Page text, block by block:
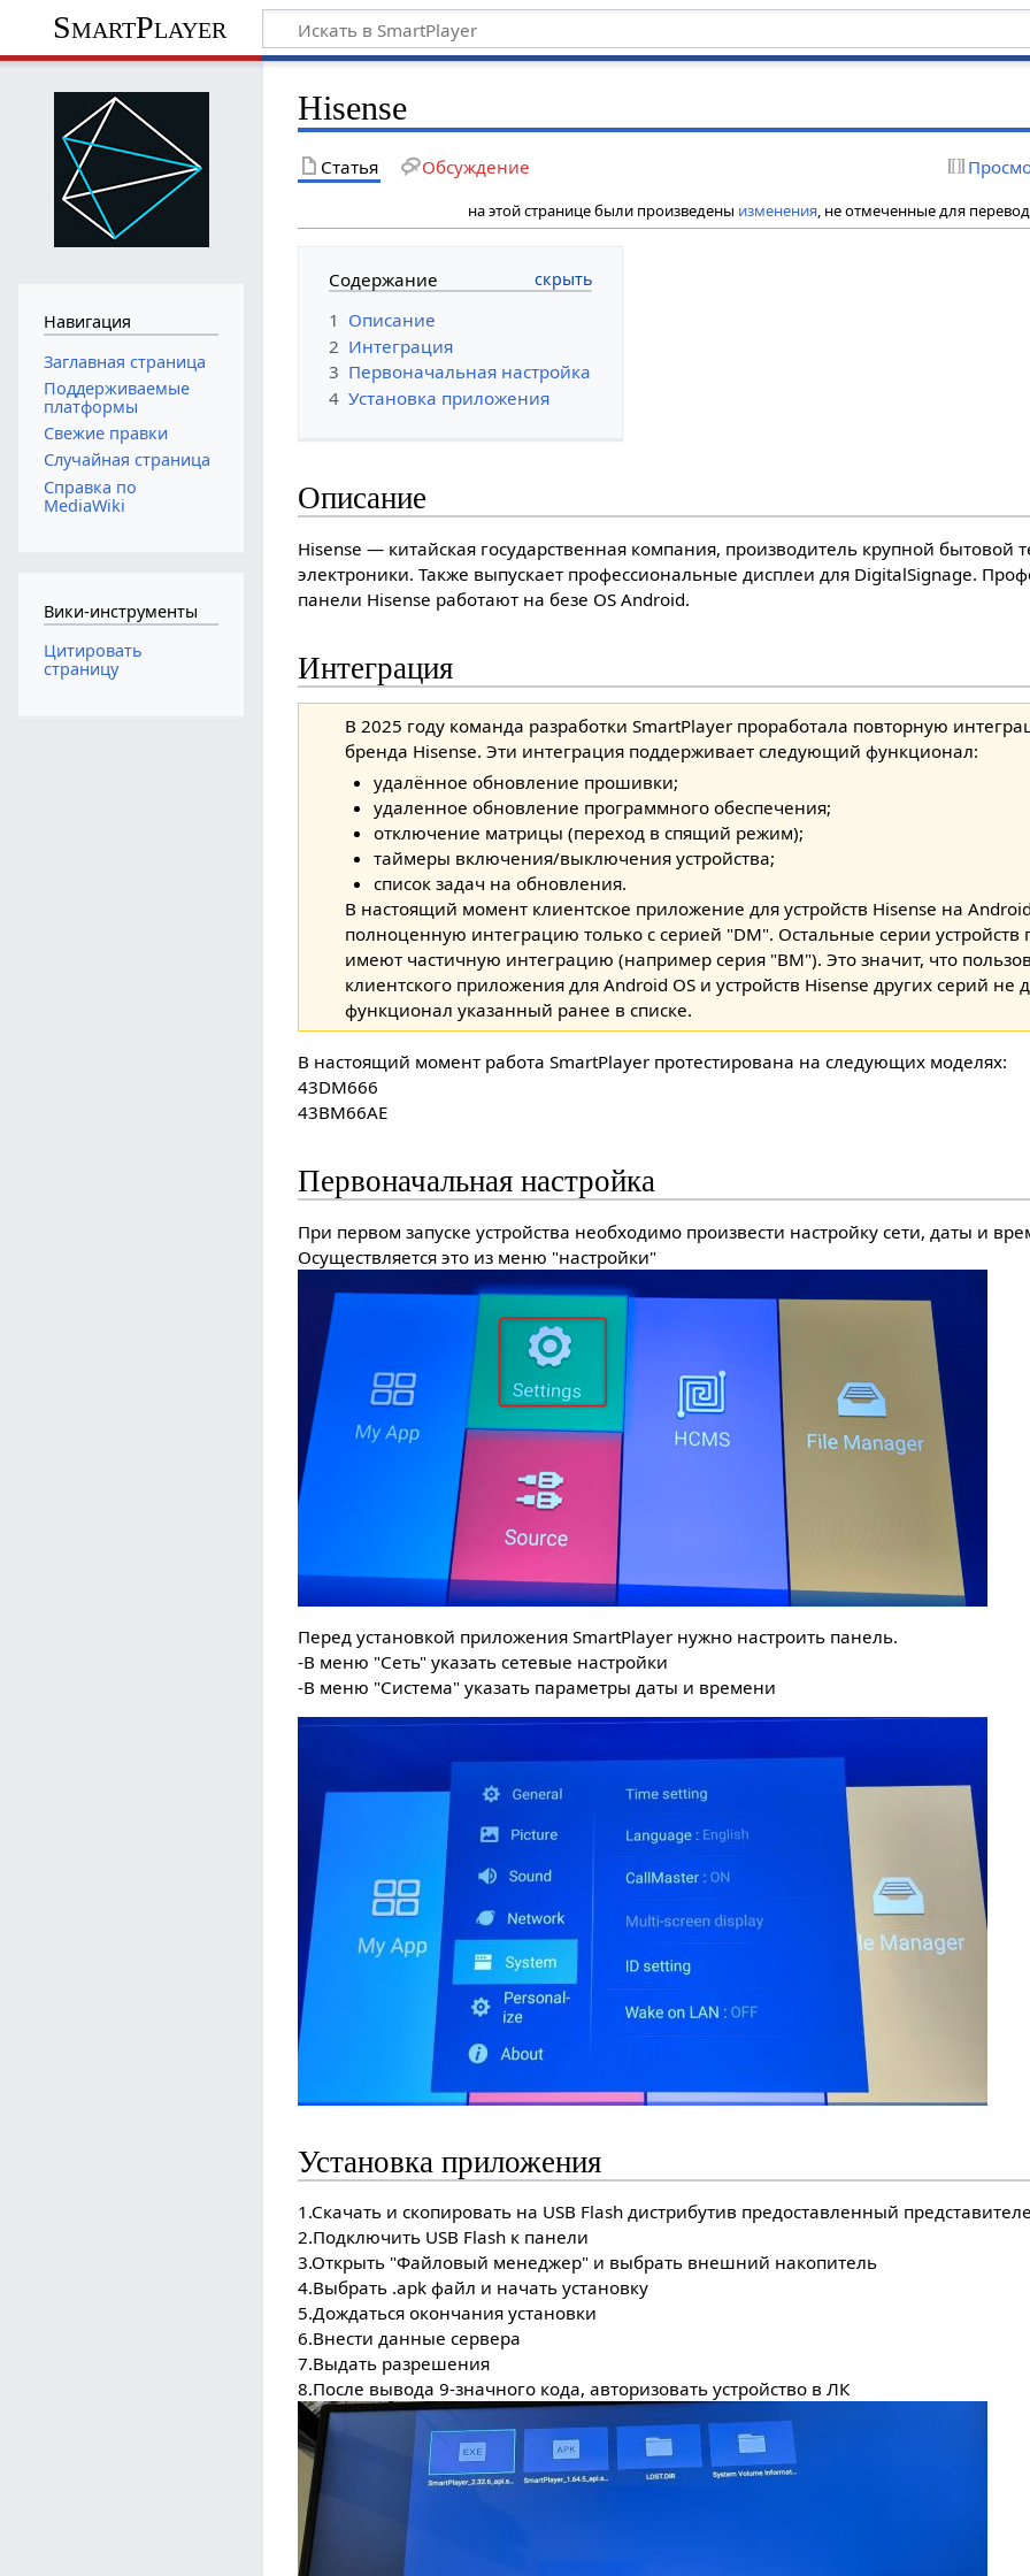
SmartPlayer
Hisense
Статья Обсуждение
на этой странице были произведены изменения, не отмеченные для
Содержание
1 Описание
2 Интеграция
3 Первоначальная настройка
4 Установка приложения
Описание
Hisense — китайская государственная компания, производитель крупной бытовой
электроники. Также выпускает профессиональные дисплеи для DigitalSignage.
панели Hisense работают на безе ОS Android.
Интеграция
В 2025 году команда разработки SmartPlayer проработала повторную
бренда Hisense. Эти интеграция поддерживает следующий функционал:
удалённое обновление прошивки;
удаленное обновление программного обеспечения;
отключение матрицы (переход в спящий режим);
таймеры включения/выключения устройства;
список задач на обновления.
В настоящий момент клиентское приложение для устройств Hisense на
полноценную интеграцию только с серией "DM". Остальные серии устройств
имеют частичную интеграцию (например серия "BM"). Это значит, что
клиентского приложения для Android OS и устройств Hisense других серий не
функционал указанный ранее в списке.
В настоящий момент работа SmartPlayer протестирована на следующих моделях:
43DM666
43BM66AE
Первоначальная настройка
При первом запуске устройства необходимо произвести настройку сети, даты и
Осуществляется это из меню "настройки"
Перед установкой приложения SmartPlayer нужно настроить панель.
-В меню "Сеть" указать сетевые настройки
-В меню "Система" указать параметры даты и времени
Установка приложения
1.Скачать и скопировать на USB Flash дистрибутив предоставленный
2.Подключить USB Flash к панели
3.Открыть "Файловый менеджер" и выбрать внешний накопитель
4.Выбрать .apk файл и начать установку
5.Дождаться окончания установки
6.Внести данные сервера
7.Выдать разрешения
8.После вывода 9-значного кода, авторизовать устройство в ЛК
Навигация
Заглавная страница
Поддерживаемые
платформы
Свежие правки
Случайная страница
Справка по
MediaWiki
Вики-инструменты
Цитировать
страницу